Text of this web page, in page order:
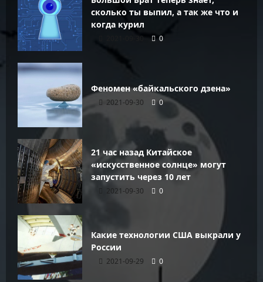
сколько ты выпил, а так же что и
когда курил
2021-09-30 0
Феномен «байкальского дзена»
2021-09-30 0
21 час назад Китайское
«искусственное солнце» могут
запустить через 10 лет
2021-09-30 0
Какие технологии США выкрали у
России
2021-09-29 0